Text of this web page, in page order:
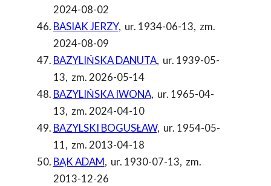
2024-08-02
BASIAK JERZY, ur. 1934-06-13, zm.
2024-08-09
BAZYLIŃSKA DANUTA, ur. 1939-05-
13, zm. 2026-05-14
BAZYLIŃSKA IWONA, ur. 1965-04-
13, zm. 2024-04-10
BAZYLSKI BOGUSŁAW, ur. 1954-05-
11, zm. 2013-04-18
BĄK ADAM, ur. 1930-07-13, zm.
2013-12-26